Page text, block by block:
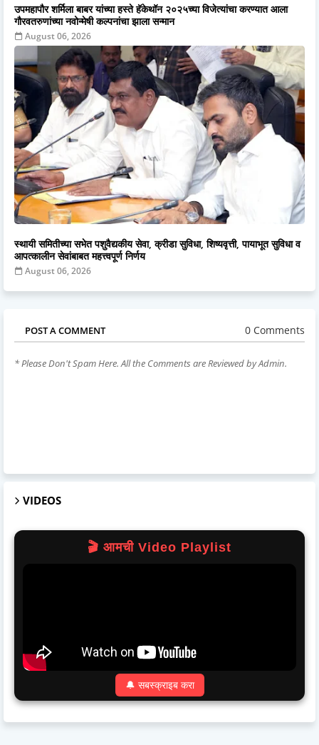
उपमहापौर शर्मिला बाबर यांच्या हस्ते हॅकेथॉन २०२५च्या विजेत्यांचा करण्यात आला
गौरवतरुणांच्या नवोन्मेषी कल्पनांचा झाला सन्मान
August 06, 2026
स्थायी समितीच्या सभेत पशुवैद्यकीय सेवा, क्रीडा सुविधा, शिष्यवृत्ती, पायाभूत सुविधा व
आपत्कालीन सेवांबाबत महत्त्वपूर्ण निर्णय
August 06, 2026
POST A COMMENT 0 Comments
* Please Don't Spam Here. All the Comments are Reviewed by Admin.
VIDEOS
🎬 आमची Video Playlist
🔔 सबस्क्राइब करा